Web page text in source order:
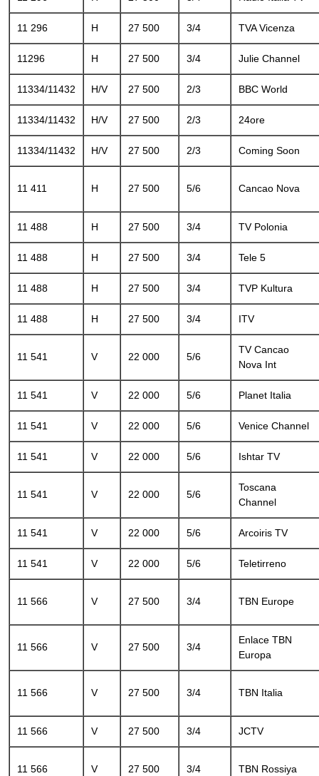
11 296 H 27 500 3/4 TVA Vicenza
11296 H 27 500 3/4 Julie Channel
11334/11432 H/V 27 500 2/3 BBC World
11334/11432 H/V 27 500 2/3 24ore
11334/11432 H/V 27 500 2/3 Coming Soon
11 411 H 27 500 5/6 Cancao Nova
11 488 H 27 500 3/4 TV Polonia
11 488 H 27 500 3/4 Tele 5
11 488 H 27 500 3/4 TVP Kultura
11 488 H 27 500 3/4 ITV
11 541 V 22 000 5/6
TV Cancao
Nova Int
11 541 V 22 000 5/6 Planet Italia
11 541 V 22 000 5/6 Venice Channel
11 541 V 22 000 5/6 Ishtar TV
11 541 V 22 000 5/6
Toscana
Channel
11 541 V 22 000 5/6 Arcoiris TV
11 541 V 22 000 5/6 Teletirreno
11 566 V 27 500 3/4 TBN Europe
11 566 V 27 500 3/4
Enlace TBN
Europa
11 566 V 27 500 3/4 TBN Italia
11 566 V 27 500 3/4 JCTV
11 566 V 27 500 3/4 TBN Rossiya